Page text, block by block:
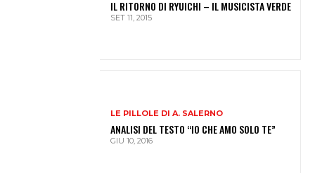
IL RITORNO DI RYUICHI – IL MUSICISTA VERDE
SET 11, 2015
LE PILLOLE DI A. SALERNO
ANALISI DEL TESTO “IO CHE AMO SOLO TE”
GIU 10, 2016